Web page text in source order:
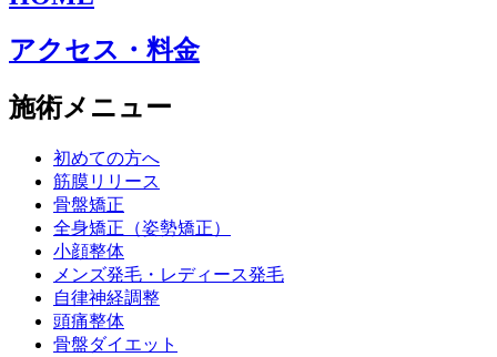
アクセス・料金
施術メニュー
初めての方へ
筋膜リリース
骨盤矯正
全身矯正（姿勢矯正）
小顔整体
メンズ発毛・レディース発毛
自律神経調整
頭痛整体
骨盤ダイエット